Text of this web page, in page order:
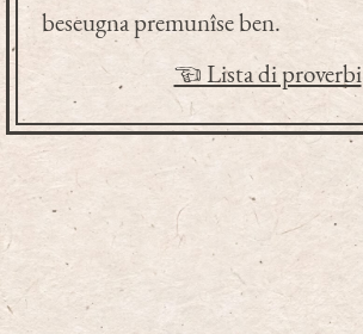
beseugna premunîse ben.
☜ Lista di proverbi